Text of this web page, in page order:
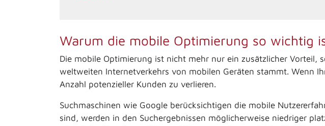
Warum die mobile Optimierung so wichtig
Die mobile Optimierung ist nicht mehr nur ein zusätzlicher Vorteil,
weltweiten Internetverkehrs von mobilen Geräten stammt. Wenn
Anzahl potenzieller Kunden zu verlieren.
Suchmaschinen wie Google berücksichtigen die mobile
sind, werden in den Suchergebnissen möglicherweise niedriger